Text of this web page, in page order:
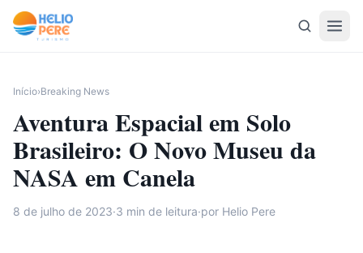
Pular para o conteúdo
Início›Breaking News
Aventura Espacial em Solo
Brasileiro: O Novo Museu da
NASA em Canela
8 de julho de 2023·3 min de leitura·por Helio Pere